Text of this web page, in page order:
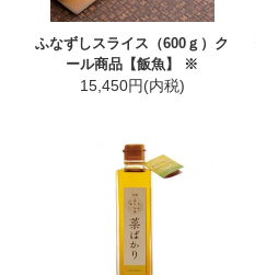
ふなずしスライス（600ｇ）ク
ール商品【飯魚】 ※
15,450円(内税)